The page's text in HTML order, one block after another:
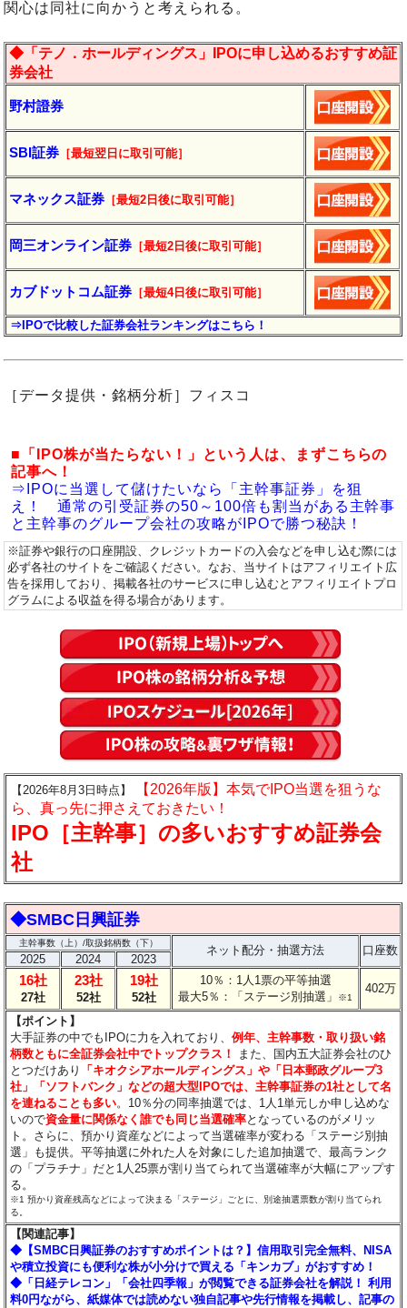
関心は同社に向かうと考えられる。
◆「テノ．ホールディングス」IPOに申し込めるおすすめ証
券会社
野村證券
SBI証券 ［最短翌日に取引可能］
マネックス証券 ［最短2日後に取引可能］
岡三オンライン証券 ［最短2日後に取引可能］
カブドットコム証券 ［最短4日後に取引可能］
⇒IPOで比較した証券会社ランキングはこちら！
［データ提供・銘柄分析］フィスコ
■「IPO株が当たらない！」という人は、まずこちらの
記事へ！
⇒IPOに当選して儲けたいなら「主幹事証券」を狙
え！ 通常の引受証券の50～100倍も割当がある主幹事
と主幹事のグループ会社の攻略がIPOで勝つ秘訣！
※証券や銀行の口座開設、クレジットカードの入会などを申し込む際には
必ず各社のサイトをご確認ください。なお、当サイトはアフィリエイト広
告を採用しており、掲載各社のサービスに申し込むとアフィリエイトプロ
グラムによる収益を得る場合があります。
【2026年8月3日時点】
【2026年版】本気でIPO当選を狙うな
ら、真っ先に押さえておきたい！
IPO［主幹事］の多いおすすめ証券会
社
◆SMBC日興証券
主幹事数（上）/取扱銘柄数（下）
ネット配分・抽選方法 口座数
2025 2024 2023
16社
27社
23社
52社
19社
52社
10％：1人1票の平等抽選
最大5％：「ステージ別抽選」
※1
402万
【ポイント】
大手証券の中でもIPOに力を入れており、例年、主幹事数・取り扱い銘
柄数ともに全証券会社中でトップクラス！
また、国内五大証券会社のひ
とつだけあり
「キオクシアホールディングス」や「日本郵政グループ3
社」「ソフトバンク」などの超大型IPOでは、主幹事証券の1社として名
を連ねることも多い。10％分の同率抽選では、1人1単元しか申し込めな
いので資金量に関係なく誰でも同じ当選確率となっているのがメリッ
ト。さらに、預かり資産などによって当選確率が変わる「ステージ別抽
選」も提供。平等抽選に外れた人を対象にした追加抽選で、最高ランク
の「プラチナ」だと1人25票が割り当てられて当選確率が大幅にアップす
る。
※1 預かり資産残高などによって決まる「ステージ」ごとに、別途抽選票数が割り当てられ
る。
【関連記事】
◆【SMBC日興証券のおすすめポイントは？】信用取引完全無料、NISA
や積立投資にも便利な株が小分けで買える「キンカブ」がおすすめ！
◆「日経テレコン」「会社四季報」が閲覧できる証券会社を解説！ 利用
料0円ながら、紙媒体では読めない独自記事や先行情報を掲載し、記事の